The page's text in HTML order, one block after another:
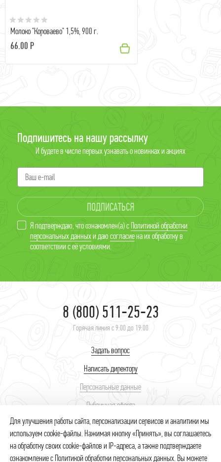
Молоко "Короваево" 1,5%, 900 г.
66.00 Р
Подпишитесь на нашу рассылку
И будете в числе первых узнавать о новинках и акциях
ПОДПИСАТЬСЯ
Я подтверждаю, что ознакомлен(а) с Политикой обработки
персональных данныхи даю согласиена их обработку в
соответствии с её условиями.
8 (800) 511-25-23
Горячая линия с 9:00 до 19:00
Задать вопрос
Написать директору
Персональные данные
Публичная оферта
© 2026 ИП Неупокоев Сергей Сергеевич – интернет-магазин продуктов.
Использование товарных знаков № 418512, 446839 осуществляется на
основании лицензионного договора. Незаконное использование товарного
Для улучшения работы сайта, персонализации сервисов и аналитики мы
используем cookie-файлы. Нажимая кнопку «Принять», вы соглашаетесь
на обработку своих cookie-файлов и IP-адреса, а также подтверждаете
ознакомление с Политикой обработки персональных данных. Вы можете